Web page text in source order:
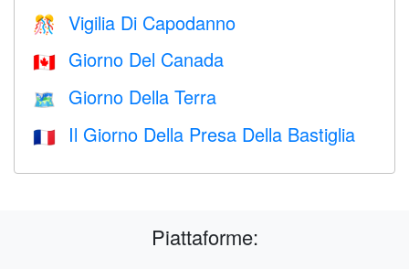
🎊 Vigilia Di Capodanno
🇨🇦 Giorno Del Canada
🗺️ Giorno Della Terra
🇫🇷 Il Giorno Della Presa Della Bastiglia
Piattaforme: